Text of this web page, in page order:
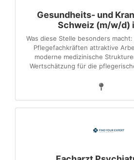
Gesundheits- und
Schweiz (m/w/d)
Was diese Stelle besonders
Pflegefachkräften attraktive
moderne medizinische
Wertschätzung für die